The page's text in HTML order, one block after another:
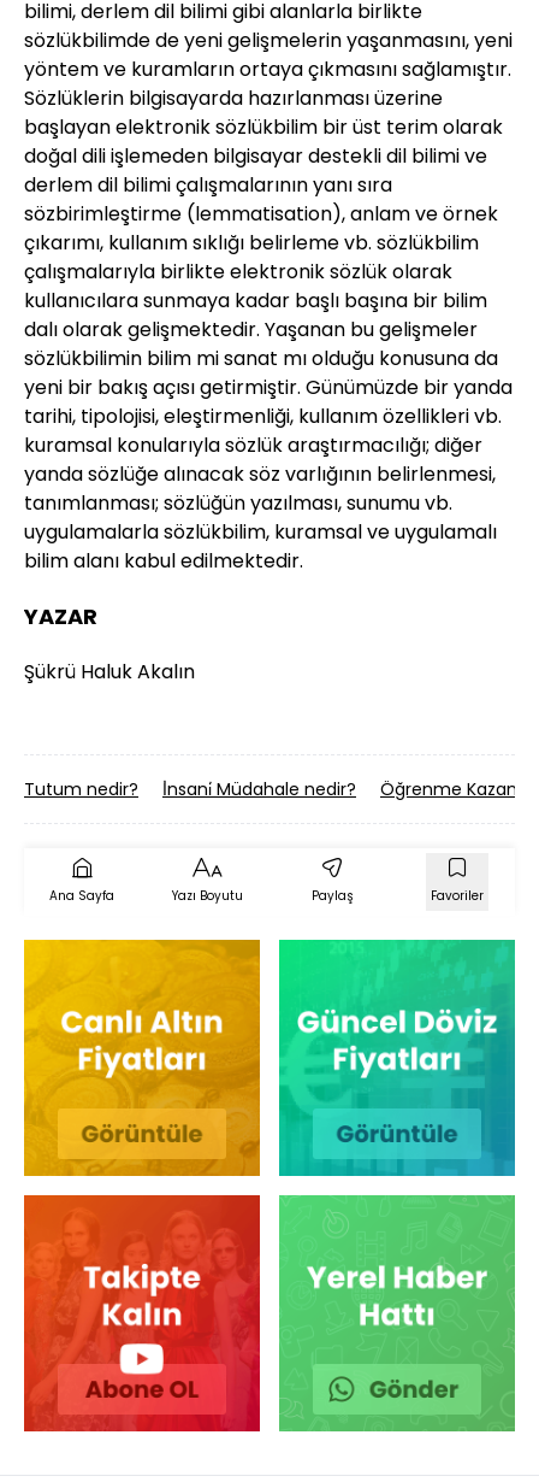
bilimi, derlem dil bilimi gibi alanlarla birlikte
sözlükbilimde de yeni gelişmelerin yaşanmasını, yeni
yöntem ve kuramların ortaya çıkmasını sağlamıştır.
Sözlüklerin bilgisayarda hazırlanması üzerine
başlayan elektronik sözlükbilim bir üst terim olarak
doğal dili işlemeden bilgisayar destekli dil bilimi ve
derlem dil bilimi çalışmalarının yanı sıra
sözbirimleştirme (lemmatisation), anlam ve örnek
çıkarımı, kullanım sıklığı belirleme vb. sözlükbilim
çalışmalarıyla birlikte elektronik sözlük olarak
kullanıcılara sunmaya kadar başlı başına bir bilim
dalı olarak gelişmektedir. Yaşanan bu gelişmeler
sözlükbilimin bilim mi sanat mı olduğu konusuna da
yeni bir bakış açısı getirmiştir. Günümüzde bir yanda
tarihi, tipolojisi, eleştirmenliği, kullanım özellikleri vb.
kuramsal konularıyla sözlük araştırmacılığı; diğer
yanda sözlüğe alınacak söz varlığının belirlenmesi,
tanımlanması; sözlüğün yazılması, sunumu vb.
uygulamalarla sözlükbilim, kuramsal ve uygulamalı
bilim alanı kabul edilmektedir.
YAZAR
Şükrü Haluk Akalın
Tutum nedir? İ̇nsani̇ Müdahale nedir? Öğrenme
Ana Sayfa Yazı Boyutu Paylaş Favoriler